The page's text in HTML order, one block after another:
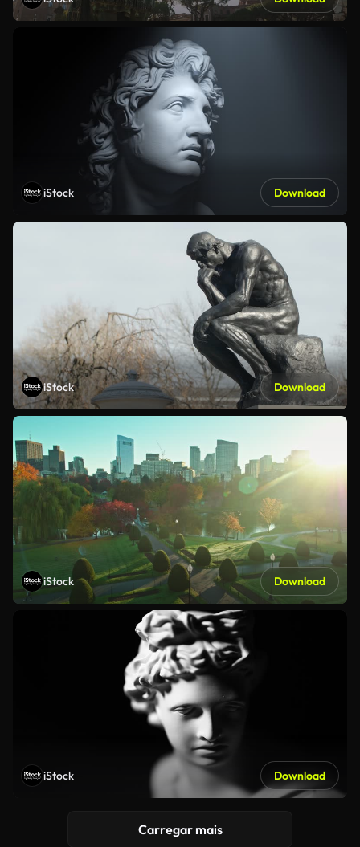
iStock Download
iStock Download
iStock Download
iStock Download
Carregar mais